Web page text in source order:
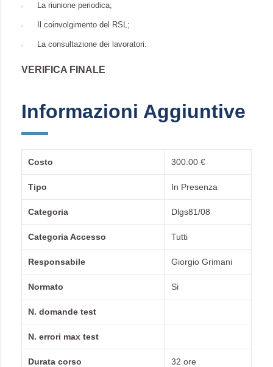
La riunione periodica;
Il coinvolgimento del RSL;
La consultazione dei lavoratori.
VERIFICA FINALE
Informazioni Aggiuntive
Costo 300.00 €
Tipo In Presenza
Categoria Dlgs81/08
Categoria Accesso Tutti
Responsabile Giorgio Grimani
Normato Si
N. domande test
N. errori max test
Durata corso 32 ore